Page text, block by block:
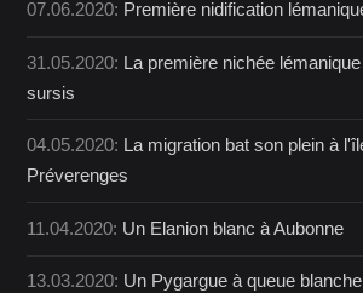
07.06.2020: Première nidification
31.05.2020: La première nichée
sursis
04.05.2020: La migration bat son plein à
Préverenges
11.04.2020: Un Elanion blanc à Aubonne
13.03.2020: Un Pygargue à queue